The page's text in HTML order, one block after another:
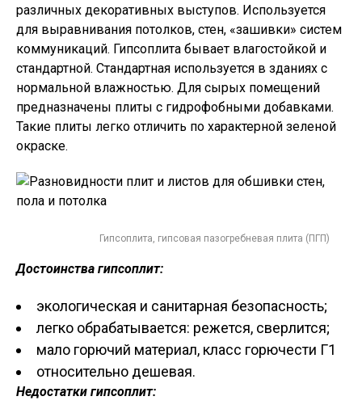
различных декоративных выступов. Используется
для выравнивания потолков, стен, «зашивки» систем
коммуникаций. Гипсоплита бывает влагостойкой и
стандартной. Стандартная используется в зданиях с
нормальной влажностью. Для сырых помещений
предназначены плиты с гидрофобными добавками.
Такие плиты легко отличить по характерной зеленой
окраске.
Гипсоплита, гипсовая пазогребневая плита (ПГП)
Достоинства гипсоплит:
экологическая и санитарная безопасность;
легко обрабатывается: режется, сверлится;
мало горючий материал, класс горючести Г1
относительно дешевая.
Недостатки гипсоплит: